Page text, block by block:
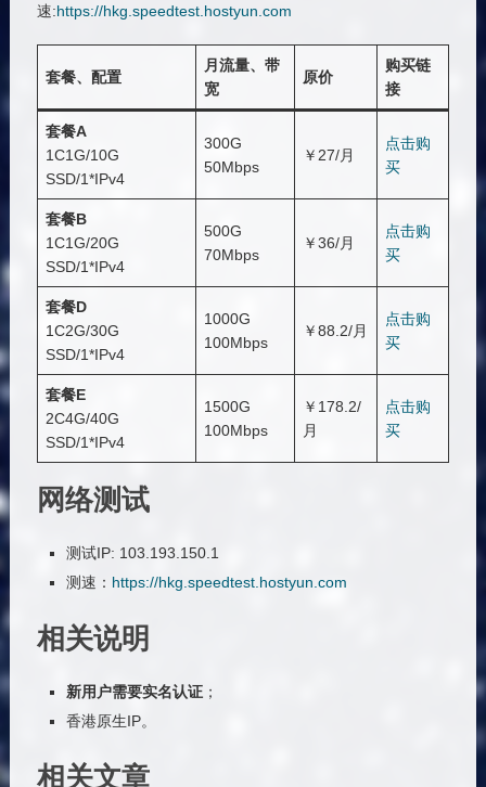
速:https://hkg.speedtest.hostyun.com
套餐、配置
月流量、带
宽
原价
购买链
接
套餐A
1C1G/10G
SSD/1*IPv4
300G
50Mbps
￥27/月
点击购
买
套餐B
1C1G/20G
SSD/1*IPv4
500G
70Mbps
￥36/月
点击购
买
套餐D
1C2G/30G
SSD/1*IPv4
1000G
100Mbps
￥88.2/月
点击购
买
套餐E
2C4G/40G
SSD/1*IPv4
1500G
100Mbps
￥178.2/
月
点击购
买
网络测试
测试IP: 103.193.150.1
测速： https://hkg.speedtest.hostyun.com
相关说明
新用户需要实名认证；
香港原生IP。
相关文章